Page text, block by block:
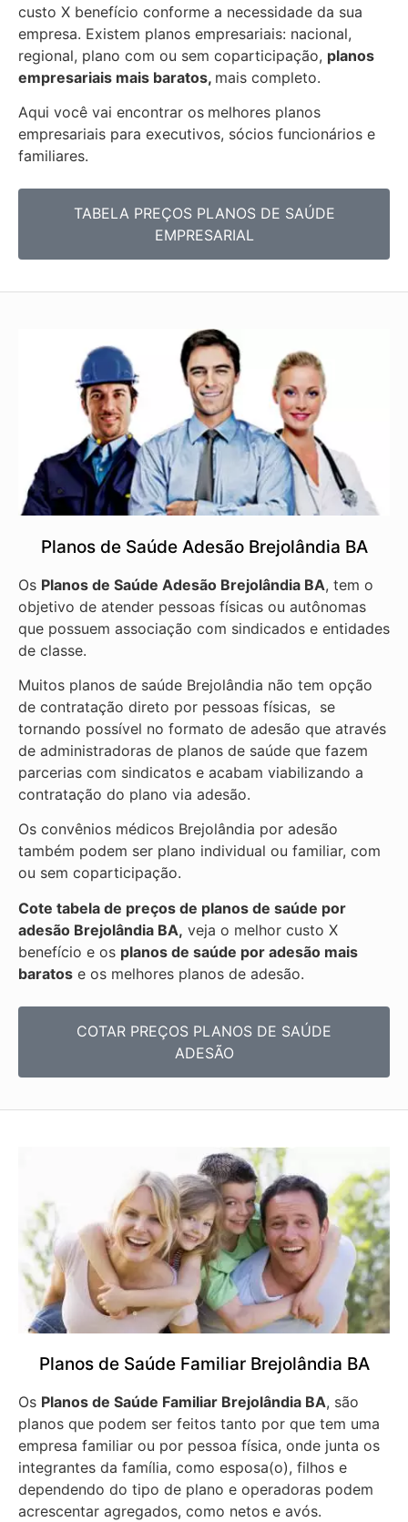
custo X benefício conforme a necessidade da sua
empresa. Existem planos empresariais: nacional,
regional, plano com ou sem coparticipação, planos
empresariais mais baratos, mais completo.
Aqui você vai encontrar os melhores planos
empresariais para executivos, sócios funcionários e
familiares.
TABELA PREÇOS PLANOS DE SAÚDE
EMPRESARIAL
Planos de Saúde Adesão Brejolândia BA
Os Planos de Saúde Adesão Brejolândia BA, tem o
objetivo de atender pessoas físicas ou autônomas
que possuem associação com sindicados e entidades
de classe.
Muitos planos de saúde Brejolândia não tem opção
de contratação direto por pessoas físicas, se
tornando possível no formato de adesão que através
de administradoras de planos de saúde que fazem
parcerias com sindicatos e acabam viabilizando a
contratação do plano via adesão.
Os convênios médicos Brejolândia por adesão
também podem ser plano individual ou familiar, com
ou sem coparticipação.
Cote tabela de preços de planos de saúde por
adesão Brejolândia BA, veja o melhor custo X
benefício e os planos de saúde por adesão mais
baratos e os melhores planos de adesão.
COTAR PREÇOS PLANOS DE SAÚDE
ADESÃO
Planos de Saúde Familiar Brejolândia BA
Os Planos de Saúde Familiar Brejolândia BA, são
planos que podem ser feitos tanto por que tem uma
empresa familiar ou por pessoa física, onde junta os
integrantes da família, como esposa(o), filhos e
dependendo do tipo de plano e operadoras podem
acrescentar agregados, como netos e avós.